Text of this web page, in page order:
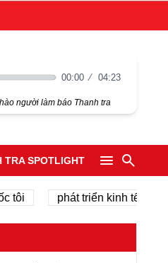
00:00 04:23
người làm báo Thanh tra
TRA SPOTLIGHT
phát triển kinh tế tư nhân